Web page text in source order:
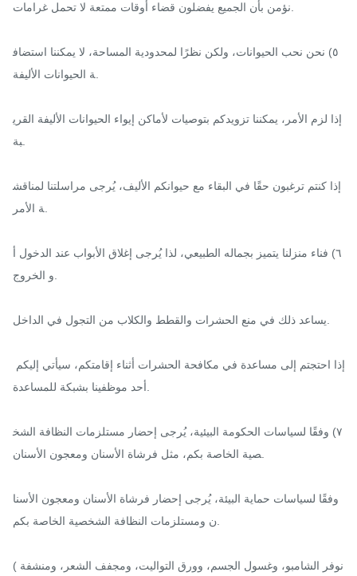
نؤمن بأن الجميع يفضلون قضاء أوقات ممتعة لا تحمل غرامات.
٥) نحن نحب الحيوانات، ولكن نظرًا لمحدودية المساحة، لا يمكننا استضاف
ة الحيوانات الأليفة.
إذا لزم الأمر، يمكننا تزويدكم بتوصيات لأماكن إيواء الحيوانات الأليفة القري
بة.
إذا كنتم ترغبون حقًا في البقاء مع حيوانكم الأليف، يُرجى مراسلتنا لمناقش
ة الأمر.
٦) فناء منزلنا يتميز بجماله الطبيعي، لذا يُرجى إغلاق الأبواب عند الدخول أ
و الخروج.
يساعد ذلك في منع الحشرات والقطط والكلاب من التجول في الداخل.
أحد موظفينا بشبكة للمساعدة.
٧) وفقًا لسياسات الحكومة البيئية، يُرجى إحضار مستلزمات النظافة الشخ
صية الخاصة بكم، مثل فرشاة الأسنان ومعجون الأسنان.
وفقًا لسياسات حماية البيئة، يُرجى إحضار فرشاة الأسنان ومعجون الأسنا
ن ومستلزمات النظافة الشخصية الخاصة بكم.
(نوفر الشامبو، وغسول الجسم، وورق التواليت، ومجفف الشعر، ومنشفة